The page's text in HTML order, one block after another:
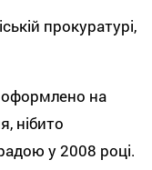
прокуратурі,
оформлено на
нібито
у 2008 році.